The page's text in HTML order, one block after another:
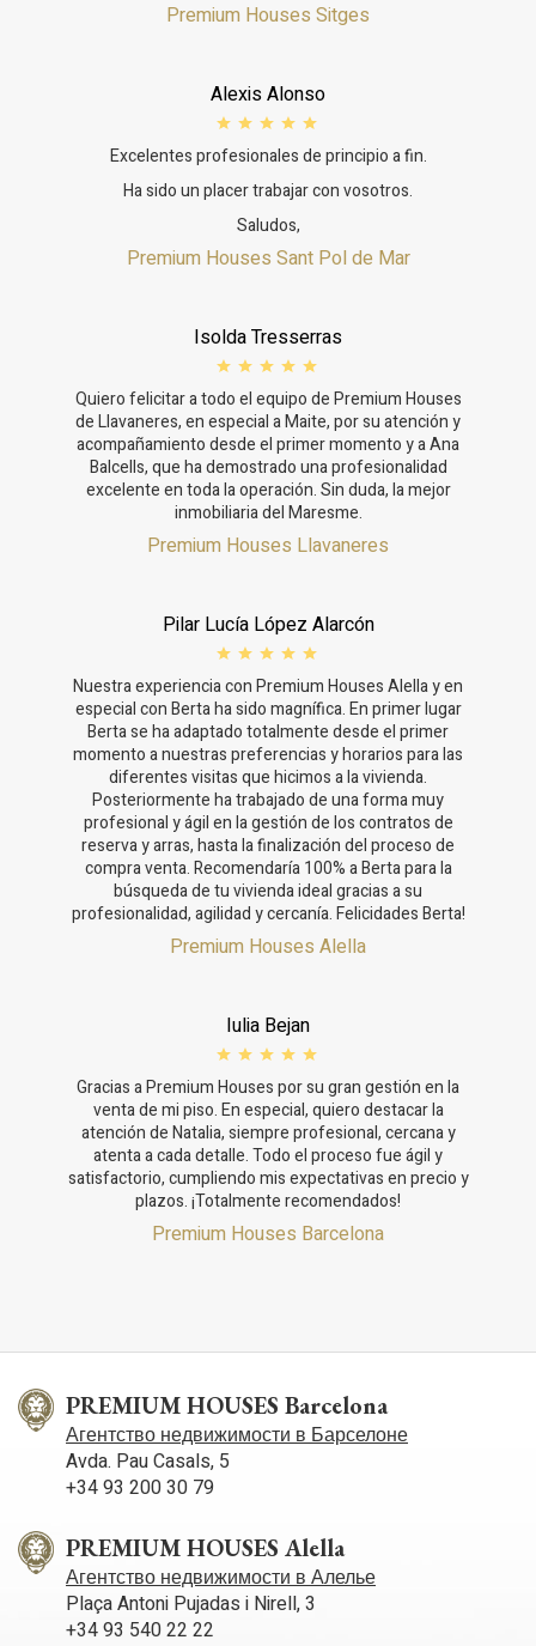
Premium Houses Sitges
Alexis Alonso
Excelentes profesionales de principio a fin.
Ha sido un placer trabajar con vosotros.
Saludos,
Premium Houses Sant Pol de Mar
Isolda Tresserras
Quiero felicitar a todo el equipo de Premium Houses
de Llavaneres, en especial a Maite, por su atención y
acompañamiento desde el primer momento y a Ana
Balcells, que ha demostrado una profesionalidad
excelente en toda la operación. Sin duda, la mejor
inmobiliaria del Maresme.
Premium Houses Llavaneres
Pilar Lucía López Alarcón
Nuestra experiencia con Premium Houses Alella y en
especial con Berta ha sido magnífica. En primer lugar
Berta se ha adaptado totalmente desde el primer
momento a nuestras preferencias y horarios para las
diferentes visitas que hicimos a la vivienda.
Posteriormente ha trabajado de una forma muy
profesional y ágil en la gestión de los contratos de
reserva y arras, hasta la finalización del proceso de
compra venta. Recomendaría 100% a Berta para la
búsqueda de tu vivienda ideal gracias a su
profesionalidad, agilidad y cercanía. Felicidades Berta!
Premium Houses Alella
Iulia Bejan
Gracias a Premium Houses por su gran gestión en la
venta de mi piso. En especial, quiero destacar la
atención de Natalia, siempre profesional, cercana y
atenta a cada detalle. Todo el proceso fue ágil y
satisfactorio, cumpliendo mis expectativas en precio y
plazos. ¡Totalmente recomendados!
Premium Houses Barcelona
PREMIUM HOUSES Barcelona
Агентство недвижимости в Барселоне
Avda. Pau Casals, 5
+34 93 200 30 79
PREMIUM HOUSES Alella
Агентство недвижимости в Алелье
Plaça Antoni Pujadas i Nirell, 3
+34 93 540 22 22